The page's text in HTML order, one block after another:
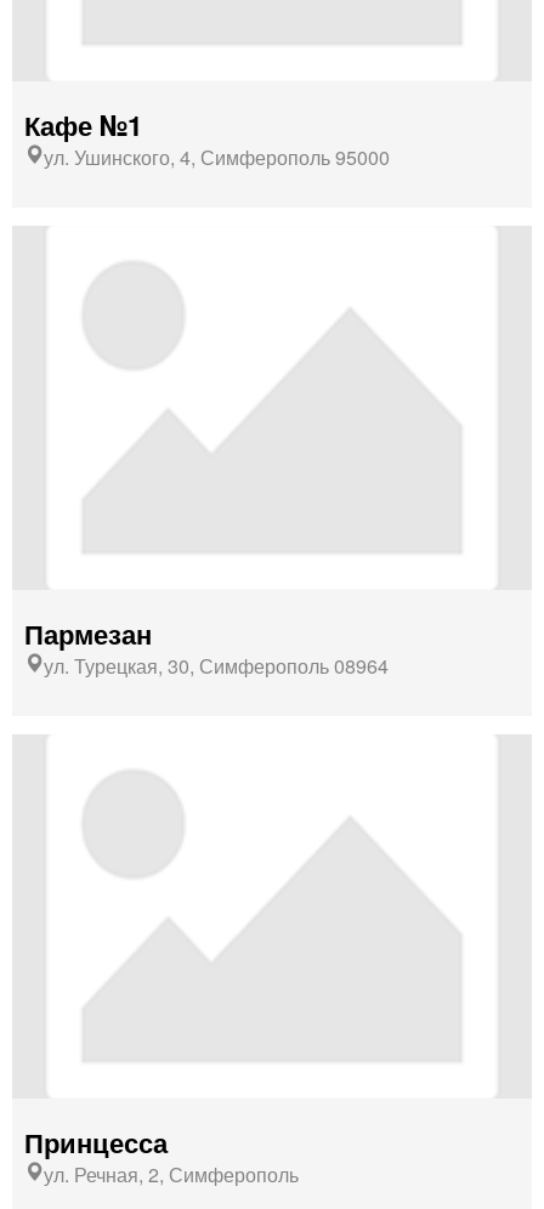
Кафе №1
ул. Ушинского, 4, Симферополь 95000
Пармезан
ул. Турецкая, 30, Симферополь 08964
Принцесса
ул. Речная, 2, Симферополь